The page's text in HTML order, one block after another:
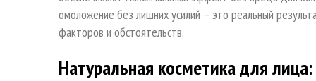
омоложение без лишних усилий – это реальный
факторов и обстоятельств.
Натуральная косметика для